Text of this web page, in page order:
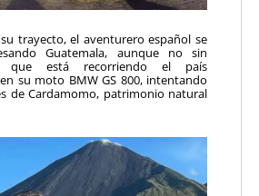
trayecto, el aventurero español se
Guatemala, aunque no sin
que está recorriendo el país
su moto BMW GS 800, intentando
de Cardamomo, patrimonio natural